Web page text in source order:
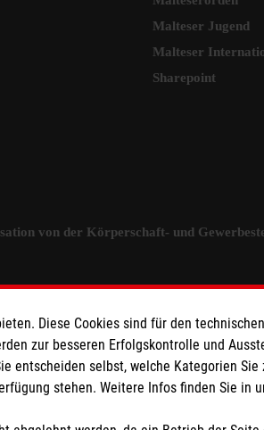
Malteser Jugend
Malteser
Sharepoint
von der Körperschaft- und
Diese Cookies sind für den
zur besseren Erfolgskontrolle und
entscheiden selbst, welche Kategorien
stehen. Weitere Infos finden Sie in